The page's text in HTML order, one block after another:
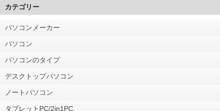
カテゴリー
パソコンメーカー
パソコン
パソコンのタイプ
デスクトップパソコン
ノートパソコン
タブレットPC/2in1PC